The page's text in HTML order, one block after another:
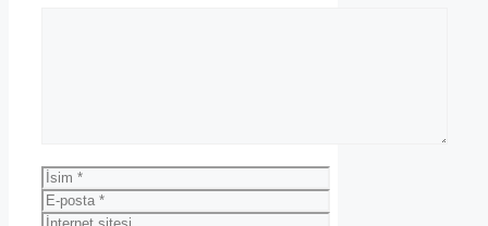
İsim
E-
posta
İnternet